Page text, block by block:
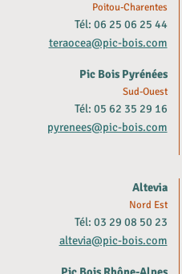
Poitou-Charentes
Tél: 06 25 06 25 44
teraocea@pic-bois.com
Pic Bois Pyrénées
Sud-Ouest
Tél: 05 62 35 29 16
pyrenees@pic-bois.com
Altevia
Nord Est
Tél: 03 29 08 50 23
altevia@pic-bois.com